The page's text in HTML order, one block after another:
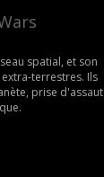
spatial, et son
terrestres. Ils
prise d'assaut